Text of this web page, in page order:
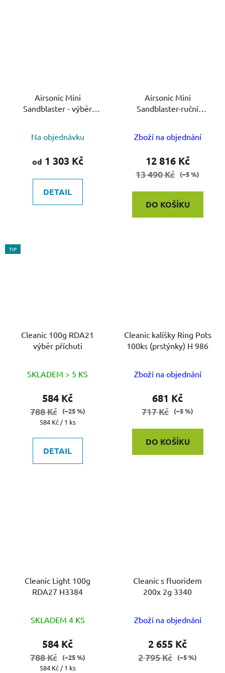
Airsonic Mini
Sandblaster - výběr
Na objednávku
od 1 303 Kč
DETAIL
Airsonic Mini
Sandblaster-ruční
Zboží na objednání
12 816 Kč
13 490 Kč (–5 %)
DO KOŠÍKU
TIP
Cleanic 100g RDA21
výběr příchuti
SKLADEM > 5 KS
584 Kč
788 Kč
(–25 %)
Měrná
584 Kč / 1 ks
DETAIL
Cleanic kalíšky Ring Pots
100ks (prstýnky) H 986
Zboží na objednání
681 Kč
717 Kč (–5 %)
DO KOŠÍKU
Cleanic Light 100g
RDA27 H3384
SKLADEM 4 KS
584 Kč
788 Kč
(–25 %)
Měrná
584 Kč / 1 ks
Cleanic s fluoridem
200x 2g 3340
Zboží na objednání
2 655 Kč
2 795 Kč (–5 %)